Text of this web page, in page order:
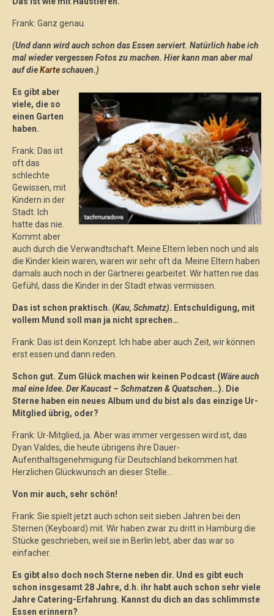
Frank: Ganz genau.
(Und dann wird auch schon das Essen serviert. Natürlich habe ich
mal wieder vergessen Fotos zu machen. Hier kann man aber mal
auf dieKarteschauen.)
Es gibt aber
viele, die so
einen Garten
haben.
Frank: Das ist
oft das
schlechte
Gewissen, mit
Kindern in der
Stadt. Ich
hatte das nie.
Kommt aber
auch durch die Verwandtschaft. Meine Eltern leben noch und als
die Kinder klein waren, waren wir sehr oft da. Meine Eltern haben
damals auch noch in der Gärtnerei gearbeitet. Wir hatten nie das
Gefühl, dass die Kinder in der Stadt etwas vermissen.
Das ist schon praktisch. (Kau, Schmatz). Entschuldigung, mit
vollem Mund soll man ja nicht sprechen…
Frank: Das ist dein Konzept. Ich habe aber auch Zeit, wir können
erst essen und dann reden.
Schon gut. Zum Glück machen wir keinen Podcast (Wäre auch
mal eine Idee. Der Kaucast – Schmatzen & Quatschen…). Die
Sterne haben ein neues Album und du bist als das einzige Ur-
Mitglied übrig, oder?
Frank: Ur-Mitglied, ja. Aber was immer vergessen wird ist, das
Dyan Valdes, die heute übrigens ihre Dauer-
Aufenthaltsgenehmigung für Deutschland bekommen hat.
Herzlichen Glückwunsch an dieser Stelle…
Von mir auch, sehr schön!
Frank: Sie spielt jetzt auch schon seit sieben Jahren bei den
Sternen (Keyboard) mit. Wir haben zwar zu dritt in Hamburg die
Stücke geschrieben, weil sie in Berlin lebt, aber das war so
einfacher.
Es gibt also doch noch Sterne neben dir. Und es gibt euch
schon insgesamt 28 Jahre, d.h. ihr habt auch schon sehr viele
Jahre Catering-Erfahrung. Kannst du dich an das schlimmste
Essen erinnern?